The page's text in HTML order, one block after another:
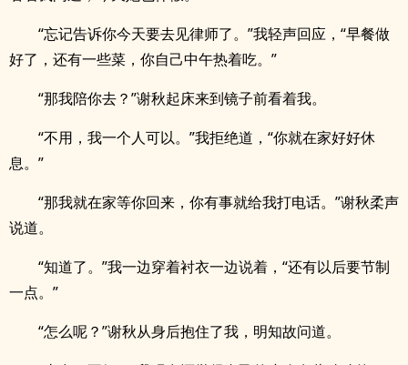
“忘记告诉你今天要去见律师了。”我轻声回应，“早餐做
好了，还有一些菜，你自己中午热着吃。”
“那我陪你去？”谢秋起床来到镜子前看着我。
“不用，我一个人可以。”我拒绝道，“你就在家好好休
息。”
“那我就在家等你回来，你有事就给我打电话。”谢秋柔声
说道。
“知道了。”我一边穿着衬衣一边说着，“还有以后要节制
一点。”
“怎么呢？”谢秋从身后抱住了我，明知故问道。